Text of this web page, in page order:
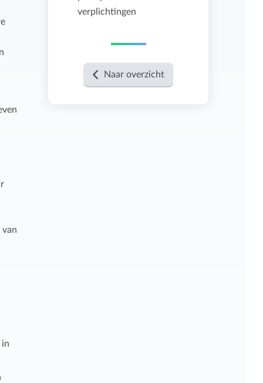
in
verplichtingen
Naar overzicht